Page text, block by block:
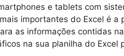
e tablets com
importantes do Excel é
as informações contidas
na sua planilha do